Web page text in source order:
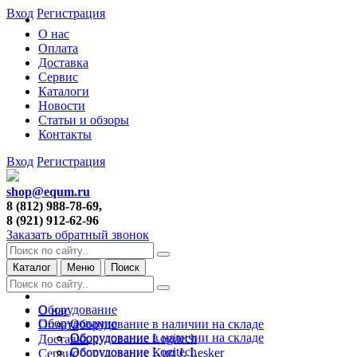
О нас
Оплата
Доставка
Сервис
Каталоги
Новости
Статьи и обзоры
Контакты
Вход Регистрация
Вход Регистрация
shop@equm.ru
8 (812) 988-78-69,
8 (921) 912-62-96
Заказать обратный звонок
Каталог Меню Поиск
О нас
Оплата
Доставка
Сервис
Оборудование
Оборудование в наличии на складе
Оборудование Logitech
Оборудование Kurt J. Lesker
Оборудование
Оборудование в наличии на складе
Оборудование Logitech